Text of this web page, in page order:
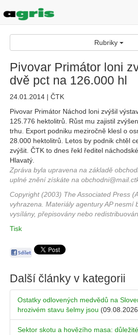
Rubriky
Pivovar Primátor loni
dvě pct na 126.000 hl
24.01.2014 | ČTK
Pivovar Primátor Náchod loni zvýšil
125.776 hektolitrů. Růst mu zajistil
trhu. Export podniku meziročně klesl o
28.000 hektolitrů. Letos by podnik chtěl
zvýšit. ČTK to dnes řekl ředitel
Hlavatý.
Zpráva byla upravena na základě
uplné znění získáte na
Copyright (2003) The Associated Press
vyhrazena. Materiály agentury AP nesmí
vysílány, přepisovány nebo
Tisk
Další články v kategorii
Ostatky odlovených medvědů na
hrozivém stavu šelmy jsou
Sektor skotu a hovězího masa: